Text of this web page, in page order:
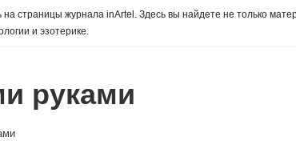
страницы журнала inArtel. Здесь вы найдете не только
и эзотерике.
руками